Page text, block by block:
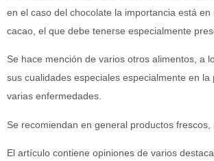
en el caso del chocolate la importancia está en
cacao, el que debe tenerse especialmente
Se hace mención de varios otros alimentos, a
sus cualidades especiales especialmente en la
varias enfermedades.
Se recomiendan en general productos frescos,
El artículo contiene opiniones de varios